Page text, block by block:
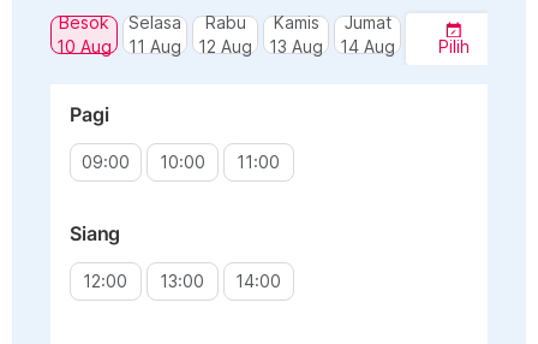
Besok
10 Aug
Selasa
11 Aug
Rabu
12 Aug
Kamis
13 Aug
Jumat
14 Aug
Pilih
Pagi
09:00 10:00 11:00
Siang
12:00 13:00 14:00